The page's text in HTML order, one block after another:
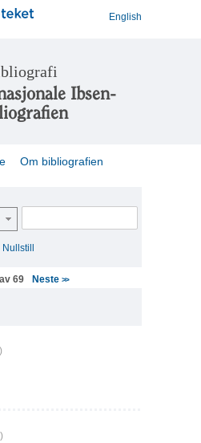
English
Ibsen-
Om bibliografien
Nullstill
69 Neste>>